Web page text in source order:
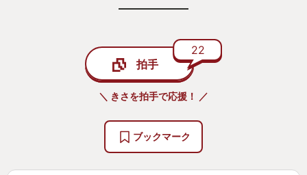
するキャラだけでなく、他学級からの引き抜きも可
あるものの時間次第でどんな育成でもできるから、
「前のルートで選ばなかったこのキャラを使ってみ
よう」とか、極め付きに「ぼくのかんがえたさいき
拍手
22
＼ きさを拍手で応援！ ／
ブックマーク